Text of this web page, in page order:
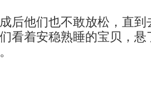
后他们也不敢放松，直到
看着安稳熟睡的宝贝，